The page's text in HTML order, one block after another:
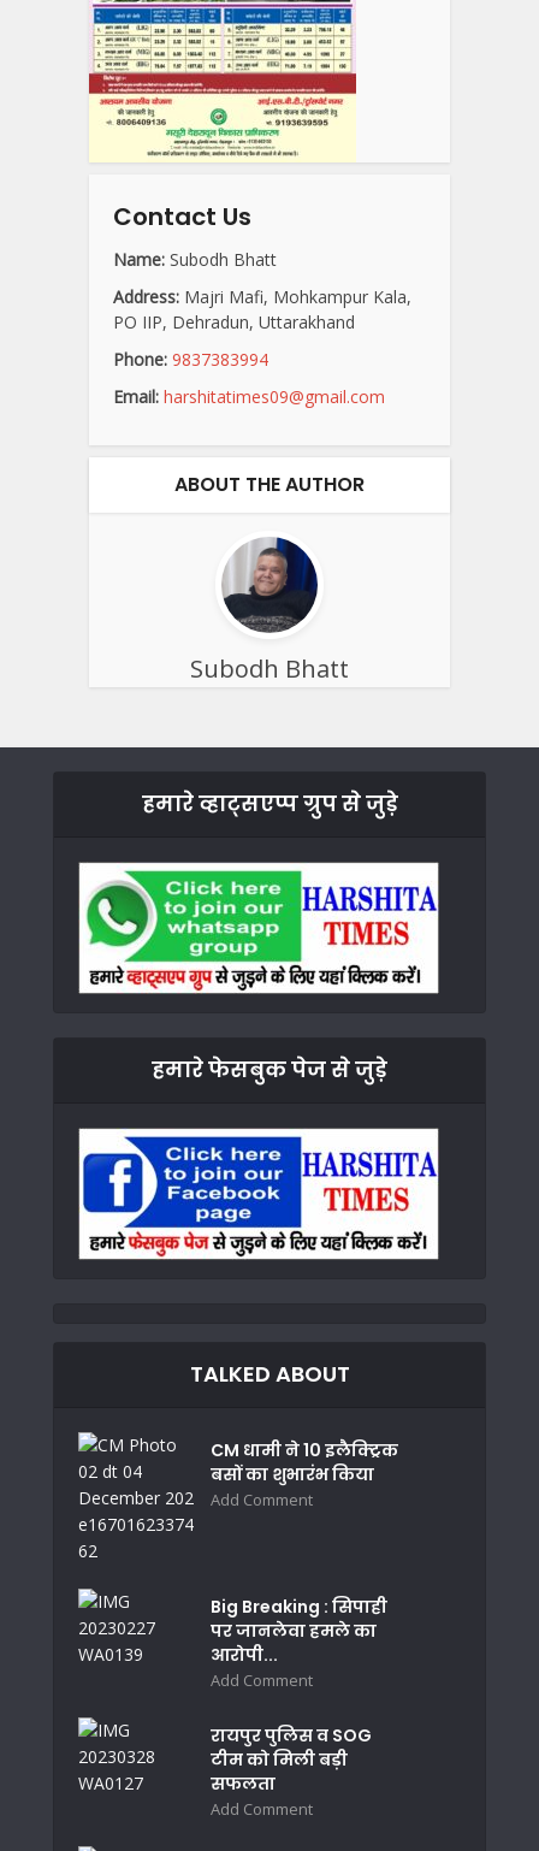
Contact Us
Name: Subodh Bhatt
Address: Majri Mafi, Mohkampur Kala,
PO IIP, Dehradun, Uttarakhand
Phone: 9837383994
Email: harshitatimes09@gmail.com
ABOUT THE AUTHOR
Subodh Bhatt
हमारे व्हाट्सएप्प ग्रुप से जुड़े
हमारे फेसबुक पेज से जुड़े
TALKED ABOUT
CM धामी ने 10 इलैक्ट्रिक
बसों का शुभारंभ किया
Add Comment
Big Breaking : सिपाही
पर जानलेवा हमले का
आरोपी...
Add Comment
रायपुर पुलिस व SOG
टीम को मिली बड़ी
सफलता
Add Comment